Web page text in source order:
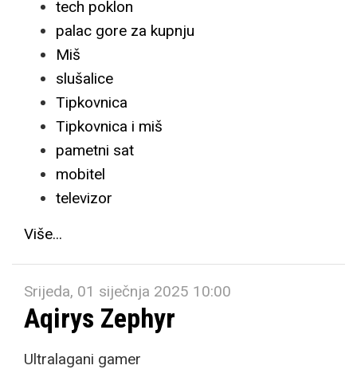
tech poklon
palac gore za kupnju
Miš
slušalice
Tipkovnica
Tipkovnica i miš
pametni sat
mobitel
televizor
Više...
Srijeda, 01 siječnja 2025 10:00
Aqirys Zephyr
Ultralagani gamer